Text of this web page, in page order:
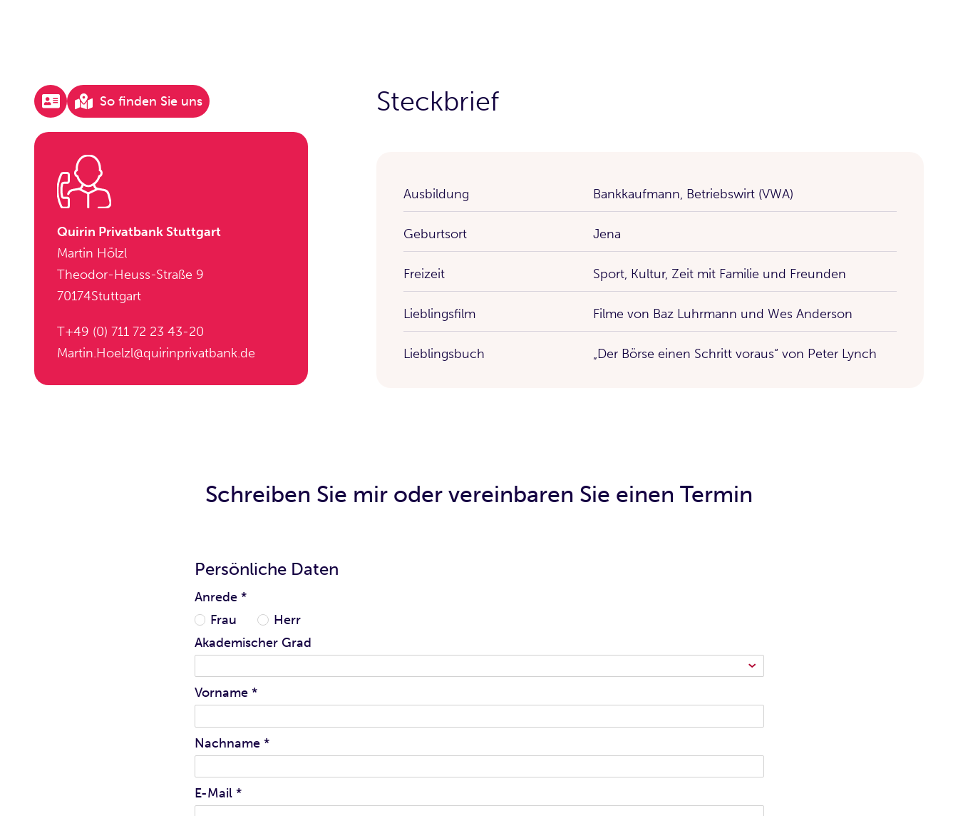
So finden Sie uns
Quirin Privatbank Stuttgart
Martin Hölzl
Theodor-Heuss-Straße 9
70174Stuttgart
T+49 (0) 711 72 23 43-20
Martin.Hoelzl@quirinprivatbank.de
Steckbrief
Ausbildung Bankkaufmann, Betriebswirt (VWA)
Geburtsort Jena
Freizeit Sport, Kultur, Zeit mit Familie und Freunden
Lieblingsfilm Filme von Baz Luhrmann und Wes Anderson
Lieblingsbuch „Der Börse einen Schritt voraus“ von Peter Lynch
Schreiben Sie mir oder vereinbaren Sie einen Termin
Persönliche Daten
Anrede*
Frau
Herr
Akademischer Grad
Vorname*
Nachname*
E-Mail*